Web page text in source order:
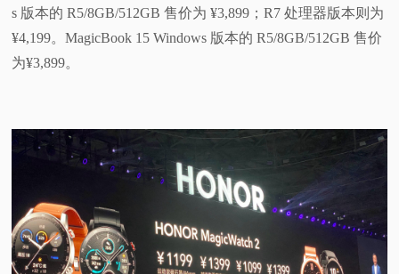
s 版本的 R5/8GB/512GB 售价为 ¥3,899；R7 处理器版本则为
¥4,199。MagicBook 15 Windows 版本的 R5/8GB/512GB 售价
为¥3,899。